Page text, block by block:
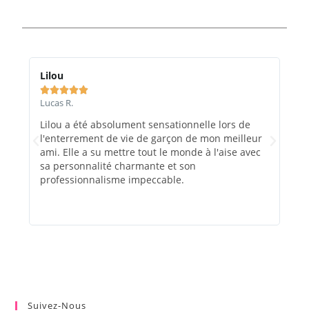
Lilou

Lucas R.
Lilou a été absolument sensationnelle lors de
l'enterrement de vie de garçon de mon meilleur
ami. Elle a su mettre tout le monde à l'aise avec
sa personnalité charmante et son
professionnalisme impeccable.
Suivez-Nous